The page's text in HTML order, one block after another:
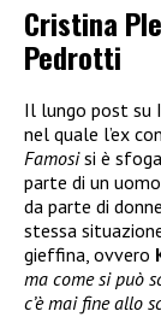
Cristina
Pedrotti
Il lungo post su
nel quale l’ex
Famosisi è
parte di un
da parte di
stessa
gieffina, ovvero
ma come si può
c’è mai fine allo